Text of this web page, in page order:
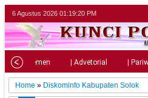
6 Agustus 2026 01:19:22 PM
| Parlemen | Advetorial |
Home » Diskominfo Kabupaten Solok